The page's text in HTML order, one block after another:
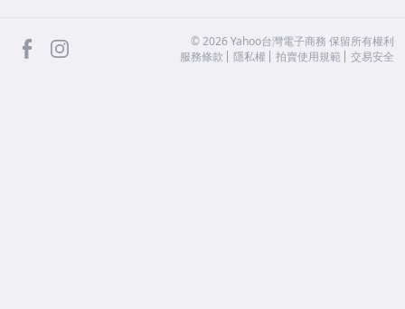
facebook ©2026 Yahoo台灣電子商務 保留所有權利
服務條款
隱私權 拍賣使用規範 交易安全